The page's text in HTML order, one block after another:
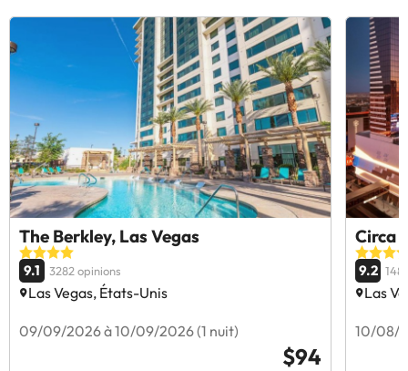
The Berkley, Las Vegas
9.1 3282 opinions
Las Vegas, États-Unis
09/09/2026 à 10/09/2026 (1 nuit)
$94
Circa
9.2
Las
10/08/